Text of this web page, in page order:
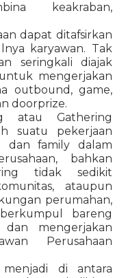
keakraban,
dapat ditafsirkan
karyawan. Tak
seringkali diajak
mengerjakan
outbound, game,
doorprize.
atau Gathering
suatu pekerjaan
dan family dalam
bahkan
tidak sedikit
ataupun
perumahan,
bareng
mengerjakan
Perusahaan
di antara